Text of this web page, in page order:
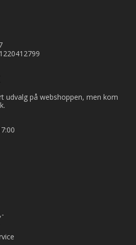
udvalg på webshoppen, men kom